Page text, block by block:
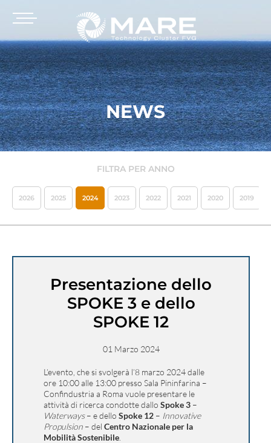
NEWS
FILTRA PER ANNO
2026 2025 2024 2023 2022 2021 2020 2019
Presentazione dello
SPOKE 3 e dello
SPOKE 12
01 Marzo 2024
L’evento, che si svolgerà l’8 marzo 2024 dalle
ore 10:00 alle 13:00 presso Sala Pininfarina –
Confindustria a Roma vuole presentare le
attività di ricerca condotte dallo Spoke 3 –
Waterways– e dello Spoke 12 – Innovative
Propulsion – del Centro Nazionale per la
Mobilità Sostenibile